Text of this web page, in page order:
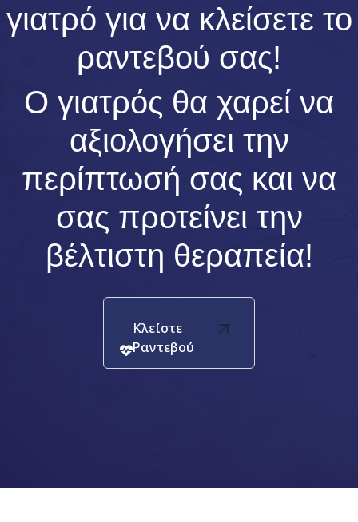
γιατρό για να κλείσετε το
ραντεβού σας!
Ο γιατρός θα χαρεί να
αξιολογήσει την
περίπτωσή σας και να
σας προτείνει την
βέλτιστη θεραπεία!
Κλείστε
Ραντεβού